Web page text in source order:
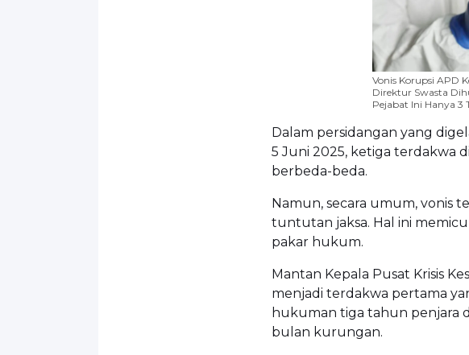
Vonis Korupsi APD
Direktur Swasta
Pejabat Ini Hanya 3
Dalam persidangan yang
5 Juni 2025, ketiga terdakwa
berbeda-beda.
Namun, secara umum, vonis
tuntutan jaksa. Hal ini
pakar hukum.
Mantan Kepala Pusat Krisis
menjadi terdakwa pertama
hukuman tiga tahun penjara
bulan kurungan.